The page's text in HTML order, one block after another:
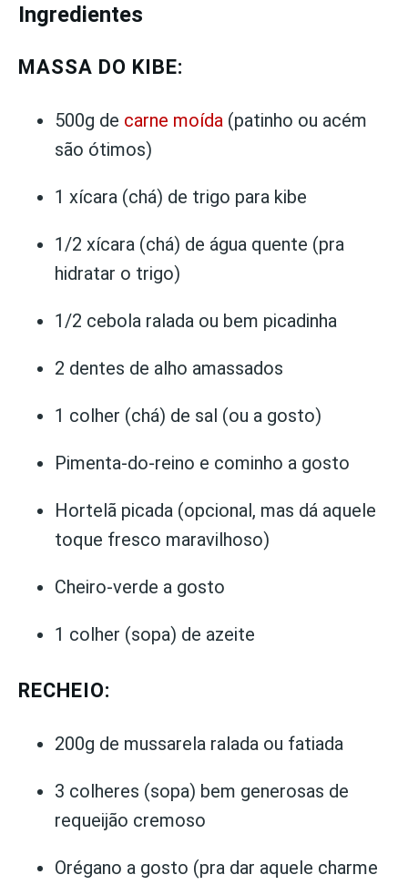
Ingredientes
MASSA DO KIBE:
500g de carne moída (patinho ou acém
são ótimos)
1 xícara (chá) de trigo para kibe
1/2 xícara (chá) de água quente (pra
hidratar o trigo)
1/2 cebola ralada ou bem picadinha
2 dentes de alho amassados
1 colher (chá) de sal (ou a gosto)
Pimenta-do-reino e cominho a gosto
Hortelã picada (opcional, mas dá aquele
toque fresco maravilhoso)
Cheiro-verde a gosto
1 colher (sopa) de azeite
RECHEIO:
200g de mussarela ralada ou fatiada
3 colheres (sopa) bem generosas de
requeijão cremoso
Orégano a gosto (pra dar aquele charme